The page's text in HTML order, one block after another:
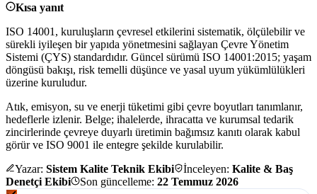
Kısa yanıt
ISO 14001, kuruluşların çevresel etkilerini sistematik, ölçülebilir ve
sürekli iyileşen bir yapıda yönetmesini sağlayan Çevre Yönetim
Sistemi (ÇYS) standardıdır. Güncel sürümü ISO 14001:2015; yaşam
döngüsü bakışı, risk temelli düşünce ve yasal uyum yükümlülükleri
üzerine kuruludur.
Atık, emisyon, su ve enerji tüketimi gibi çevre boyutları tanımlanır,
hedeflerle izlenir. Belge; ihalelerde, ihracatta ve kurumsal tedarik
zincirlerinde çevreye duyarlı üretimin bağımsız kanıtı olarak kabul
görür ve ISO 9001 ile entegre şekilde kurulabilir.
Yazar: Sistem Kalite Teknik Ekibi İnceleyen: Kalite & Baş
Denetçi Ekibi
Son güncelleme: 22 Temmuz 2026